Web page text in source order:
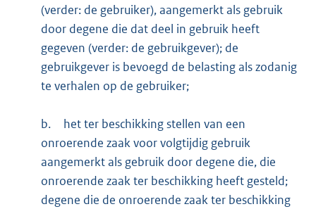
(verder: de gebruiker), aangemerkt als gebruik
door degene die dat deel in gebruik heeft
gegeven (verder: de gebruikgever); de
gebruikgever is bevoegd de belasting als zodanig
te verhalen op de gebruiker;
b.
het ter beschikking stellen van een
onroerende zaak voor volgtijdig gebruik
aangemerkt als gebruik door degene die, die
onroerende zaak ter beschikking heeft gesteld;
degene die de onroerende zaak ter beschikking